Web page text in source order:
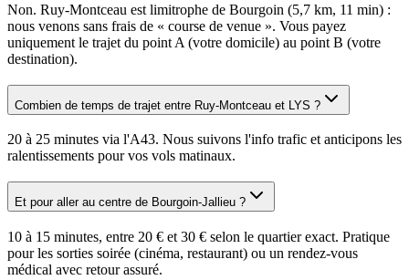
Non. Ruy-Montceau est limitrophe de Bourgoin (5,7 km, 11 min) :
nous venons sans frais de « course de venue ». Vous payez
uniquement le trajet du point A (votre domicile) au point B (votre
destination).
Combien de temps de trajet entre Ruy-Montceau et LYS ?
20 à 25 minutes via l'A43. Nous suivons l'info trafic et anticipons les
ralentissements pour vos vols matinaux.
Et pour aller au centre de Bourgoin-Jallieu ?
10 à 15 minutes, entre 20 € et 30 € selon le quartier exact. Pratique
pour les sorties soirée (cinéma, restaurant) ou un rendez-vous
médical avec retour assuré.